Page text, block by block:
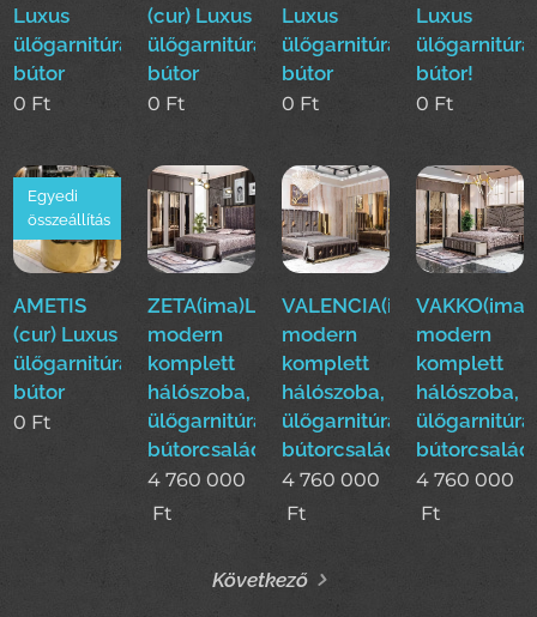
Luxus
ülőgarnitúra
bútor
0 Ft
(cur) Luxus
ülőgarnitúra
bútor
0 Ft
Luxus
ülőgarnitúra
bútor
0 Ft
Luxus
ülőgarnitúra
bútor!
0 Ft
AMETIS
(cur) Luxus
ülőgarnitúra
bútor
Egyedi
összeállítás
0 Ft
ZETA(ima)Luxus
modern
komplett
hálószoba,
ülőgarnitúra,étkező
bútorcsalád!
4 760 000
Ft
VALENCIA(ima)Luxus
modern
komplett
hálószoba,
ülőgarnitúra,étkező
bútorcsalád!
4 760 000
Ft
modern
komplett
hálószoba,
bútorcsalád!
4 760 000
Ft
Következő